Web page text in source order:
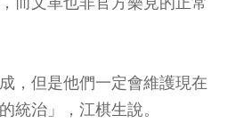
，但是他們一定會維護現在
統治」，江棋生說。